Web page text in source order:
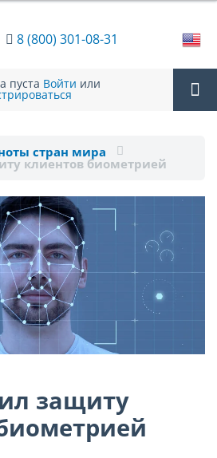
8 (800) 301-08-31
пуста Войти или
стран мира
клиентов биометрией
защиту